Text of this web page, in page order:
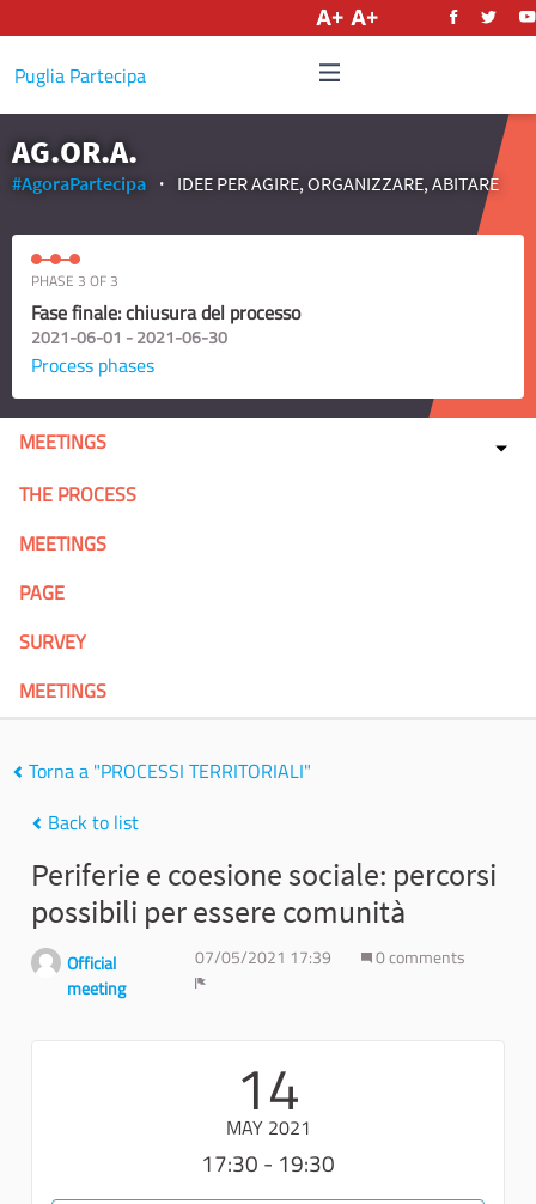
Puglia Partecipa
AG.OR.A.
#AgoraPartecipa IDEE PER AGIRE, ORGANIZZARE, ABITARE
PHASE 3 OF 3
Fase finale: chiusura del processo
2021-06-01 - 2021-06-30
Process phases
MEETINGS
THE PROCESS
MEETINGS
PAGE
SURVEY
MEETINGS
Torna a "PROCESSI TERRITORIALI"
Back to list
Periferie e coesione sociale: percorsi
possibili per essere comunità
Official
meeting
07/05/2021 17:39
0 comments
14
MAY 2021
17:30 - 19:30